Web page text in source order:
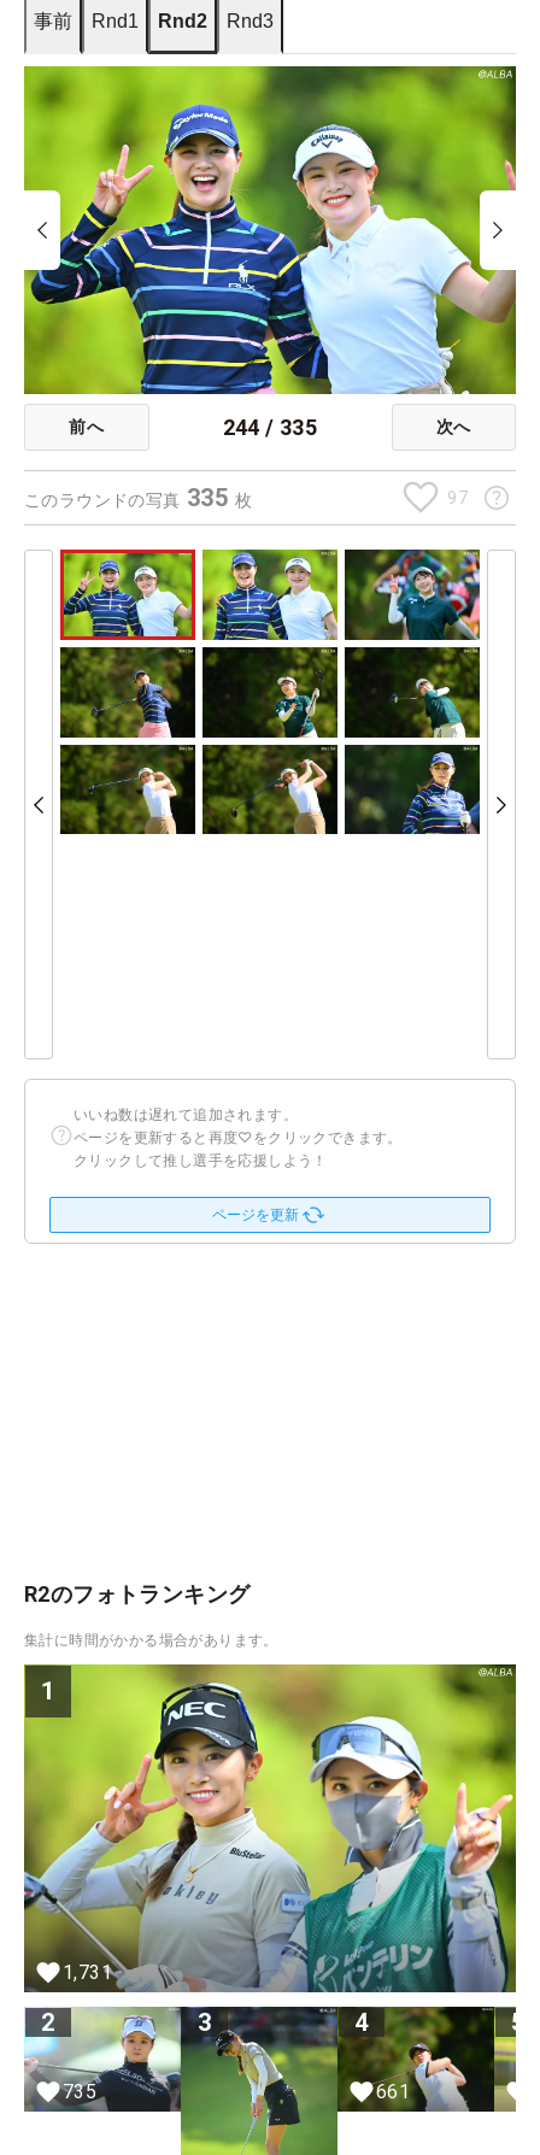
事前 Rnd1 Rnd2 Rnd3
前へ 244 / 335 次へ
このラウンドの写真 335 枚 97
いいね数は遅れて追加されます。
ページを更新すると再度♡をクリックできます。
クリックして推し選手を応援しよう！
ページを更新
R2のフォトランキング
集計に時間がかかる場合があります。
1
1,731
2
735
3 4
661
5